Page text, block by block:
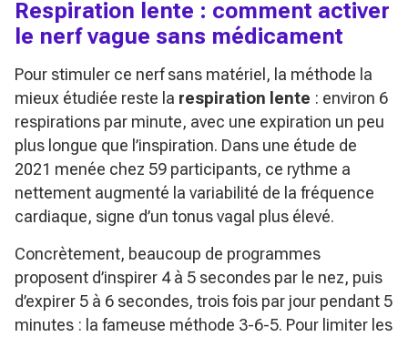
Respiration lente : comment activer
le nerf vague sans médicament
Pour stimuler ce nerf sans matériel, la méthode la
mieux étudiée reste la respiration lente : environ 6
respirations par minute, avec une expiration un peu
plus longue que l’inspiration. Dans une étude de
2021 menée chez 59 participants, ce rythme a
nettement augmenté la variabilité de la fréquence
cardiaque, signe d’un tonus vagal plus élevé.
Concrètement, beaucoup de programmes
proposent d’inspirer 4 à 5 secondes par le nez, puis
d’expirer 5 à 6 secondes, trois fois par jour pendant 5
minutes : la fameuse méthode 3-6-5. Pour limiter les